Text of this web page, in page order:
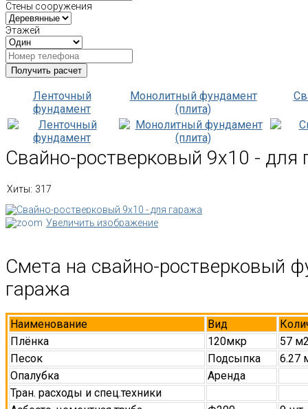
Стены сооружения
Этажей
Ленточный
фундамент
Монолитный фундамент
(плита)
Свайно-ростверковый 9х10 - для
Хиты: 317
Увеличить изображение
Смета на свайно-ростверковый
гаража
Наименование Вид
Плёнка
120мкр
57
Песок
Подсыпка
6.27
Опалубка
Аренда
Тран. расходы и спец.техники